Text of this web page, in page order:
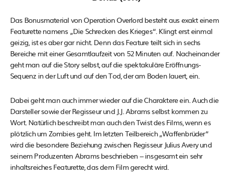
Das Bonusmaterial von Operation Overlord besteht aus exakt einem
Featurette namens „Die Schrecken des Krieges“. Klingt erst einmal
geizig, ist es aber gar nicht. Denn das Feature teilt sich in sechs
Bereiche mit einer Gesamtlaufzeit von 52 Minuten auf. Nacheinander
geht man auf die Story selbst, auf die spektakuläre Eröffnungs-
Sequenz in der Luft und auf den Tod, der am Boden lauert, ein.
Dabei geht man auch immer wieder auf die Charaktere ein. Auch die
Darsteller sowie der Regisseur und J.J. Abrams selbst kommen zu
Wort. Natürlich beschreibt man auch den Twist des Films, wenn es
plötzlich um Zombies geht. Im letzten Teilbereich „Waffenbrüder“
wird die besondere Beziehung zwischen Regisseur Julius Avery und
seinem Produzenten Abrams beschrieben – insgesamt ein sehr
inhaltsreiches Featurette, das dem Film gerecht wird.